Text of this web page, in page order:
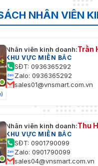
NHÂN VIÊN
Nhân viên kinh doanh:Trần
KHU VỰC MIỀN BẮC
SĐT: 0936365292
Zalo: 0936365292
sales01@vnsmart.com.vn
Nhân viên kinh doanh:Thu
KHU VỰC MIỀN BẮC
SĐT: 0901790099
Zalo: 0901790099
sales04@vnsmart.com.vn